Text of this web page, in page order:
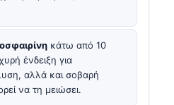
κάτω από 10
ένδειξη για
αλλά και σοβαρή
να τη μειώσει.